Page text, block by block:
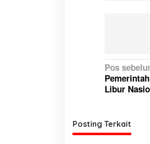
N
a
v
g
a
Pos
Libur
Posting Terkait